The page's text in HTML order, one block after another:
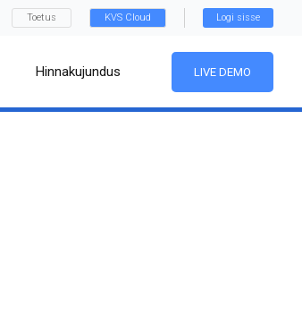
Toetus KVS Cloud Logi sisse
Hinnakujundus LIVE DEMO